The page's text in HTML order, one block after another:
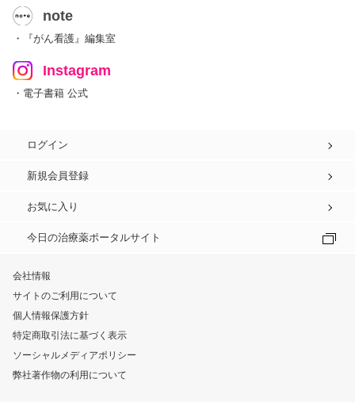
note
・『がん看護』編集室
Instagram
・電子書籍 公式
ログイン
新規会員登録
お気に入り
今日の治療薬ポータルサイト
会社情報
サイトのご利用について
個人情報保護方針
特定商取引法に基づく表示
ソーシャルメディアポリシー
弊社著作物の利用について